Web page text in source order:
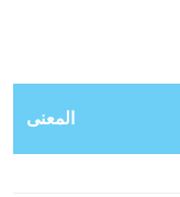
المعنى